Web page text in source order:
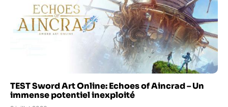
TEST Sword Art Online: Echoes of Aincrad – Un
immense potentiel inexploité